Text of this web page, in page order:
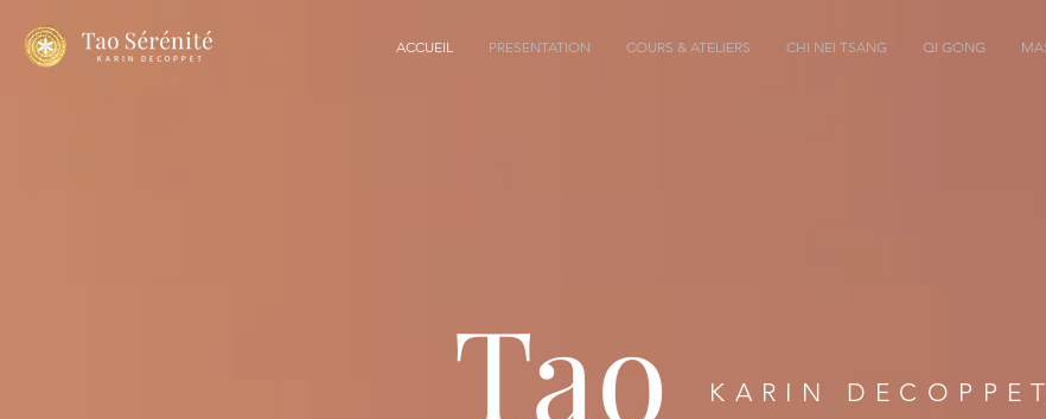
ACCUEIL PRESENTATION COURS & ATELIERS CHI NEI TSANG QI GONG
Tao KARIN DECOPPET